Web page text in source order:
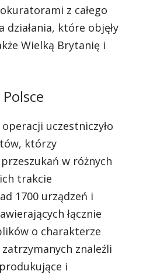
z całego
działania, które objęły
Wielką Brytanię i
uczestniczyło
którzy
w różnych
trakcie
1700 urządzeń i
łącznie
o charakterze
znaleźli
i